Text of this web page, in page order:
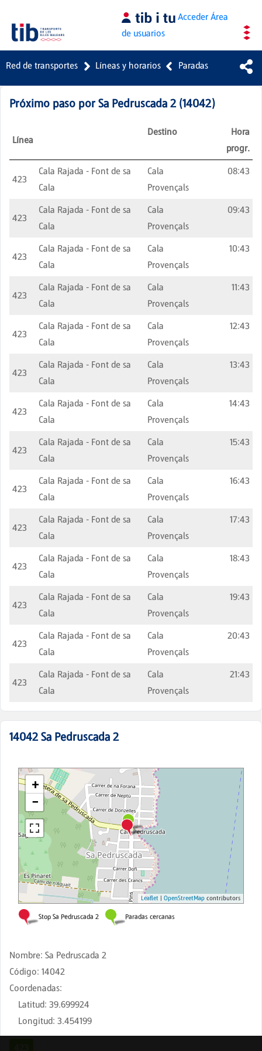
Saltar al contenido principal AccederÁrea
de usuarios
Red de transportes Líneas y horarios Paradas
Próximo paso por Sa Pedruscada 2 (14042)
Línea
Destino
Hora
progr.
423
Cala Rajada - Font de sa
Cala
Cala
Provençals
08:43
423
Cala Rajada - Font de sa
Cala
Cala
Provençals
09:43
423
Cala Rajada - Font de sa
Cala
Cala
Provençals
10:43
423
Cala Rajada - Font de sa
Cala
Cala
Provençals
11:43
423
Cala Rajada - Font de sa
Cala
Cala
Provençals
12:43
423
Cala Rajada - Font de sa
Cala
Cala
Provençals
13:43
423
Cala Rajada - Font de sa
Cala
Cala
Provençals
14:43
423
Cala Rajada - Font de sa
Cala
Cala
Provençals
15:43
423
Cala Rajada - Font de sa
Cala
Cala
Provençals
16:43
423
Cala Rajada - Font de sa
Cala
Cala
Provençals
17:43
423
Cala Rajada - Font de sa
Cala
Cala
Provençals
18:43
423
Cala Rajada - Font de sa
Cala
Cala
Provençals
19:43
423
Cala Rajada - Font de sa
Cala
Cala
Provençals
20:43
423
Cala Rajada - Font de sa
Cala
Cala
Provençals
21:43
14042 Sa Pedruscada 2
Nombre: Sa Pedruscada 2
Código: 14042
Coordenadas:
Latitud: 39.699924
Longitud: 3.454199